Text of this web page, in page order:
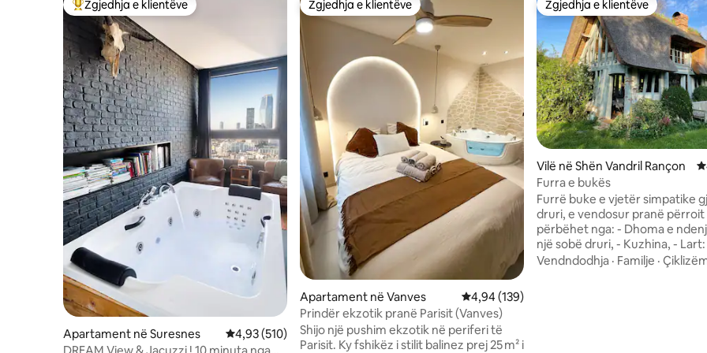
Më të mirat e zgjedhjeve të klientëve
Zgjedhja e klientëve
Apartament në Suresnes Vlerësimi mesatar 4,93 nga 5, 510 vlerësime
4,93 (510)
Zgjedhja e klientëve
Zgjedhja e klientëve
Apartament në Vanves Vlerësimi mesatar 4,94 nga 5, 139 vlerësime
4,94 (139)
Prindër ekzotik pranë Parisit (Vanves)
Shijo një pushim ekzotik në periferi të
Parisit. Ky fshikëz i stilit balinez prej 25 m² i
Zgjedhja e klientëve
Zgjedhja e klientëve
Vilë në Shën Vandril Rançon
Furra e bukës
Furrë buke e vjetër simpatike
druri, e vendosur pranë përroit
përbëhet nga: - Dhoma e
një sobë druri, - Kuzhina, - Lart: -Dhomë
dushi/WC e arritshme nga një
Vendndodhja · Familje ·